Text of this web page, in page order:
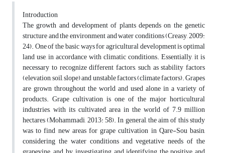
Introduction
The growth and development of plants depends on the genetic
structure and the environment and water conditions (Creasy, 2009:
24). One of the basic ways for agricultural development is optimal
land use, in accordance with climatic conditions. Essentially, it is
necessary to recognize different factors, such as stability factors
(elevation, soil, slope) and unstable factors (climate factors). Grapes
are grown throughout the world and used alone in a variety of
products. Grape cultivation is one of the major horticultural
industries, with its cultivated area in the world of 7.9 million
hectares (Mohammadi, 2013: 58). In general, the aim of this study
was to find new areas for grape cultivation in Qare-Sou basin,
considering the water conditions and vegetative needs of the